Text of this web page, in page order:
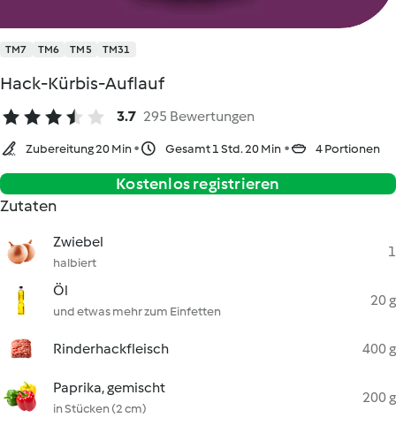
TM7 TM6 TM5 TM31
Hack-Kürbis-Auflauf
3.7 295 Bewertungen
Zubereitung 20 Min Gesamt 1 Std. 20 Min 4 Portionen
Kostenlos registrieren
Zutaten
Zwiebel
halbiert
1
Öl
und etwas mehr zum Einfetten
20 g
Rinderhackfleisch 400 g
Paprika, gemischt
in Stücken (2 cm)
200 g